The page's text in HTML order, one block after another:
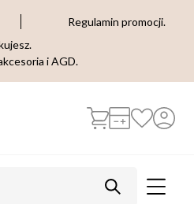
Regulamin promocji.
i AGD.